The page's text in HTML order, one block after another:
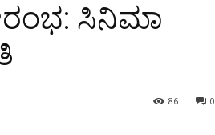
ಸಿನಿಮಾ
0
86